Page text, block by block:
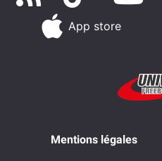
App store
Mentions légales